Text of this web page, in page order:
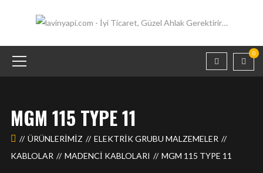
0
MGM 115 TYPE 11
ÜRÜNLERIMIZ
ELEKTRİK GRUBU MALZEMELER
KABLOLAR
MADENCI KABLOLARI MGM 115 TYPE 11